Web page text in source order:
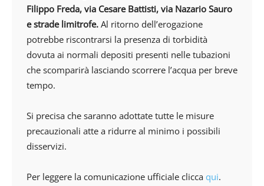
Filippo Freda, via Cesare Battisti, via Nazario Sauro
e strade limitrofe. Al ritorno dell’erogazione
potrebbe riscontrarsi la presenza di torbidità
dovuta ai normali depositi presenti nelle tubazioni
che scomparirà lasciando scorrere l’acqua per breve
tempo.
Si precisa che saranno adottate tutte le misure
precauzionali atte a ridurre al minimo i possibili
disservizi.
Per leggere la comunicazione ufficiale clicca qui.